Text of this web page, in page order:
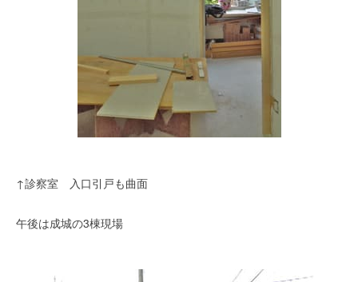
↑診察室 入口引戸も曲面
午後は成城の3棟現場